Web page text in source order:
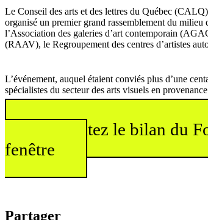
Le Conseil des arts et des lettres du Québec
organisé un premier grand rassemblement du
l’Association des galeries d’art contemporain
(RAAV), le Regroupement des centres d’artistes
L’événement, auquel étaient conviés plus d’une
spécialistes du secteur des arts visuels en
Consultez le bilan du
fenêtre
Partager